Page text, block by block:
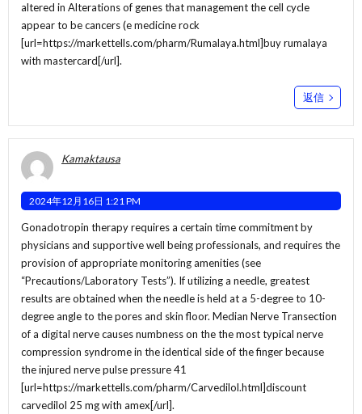
altered in Alterations of genes that management the cell cycle
appear to be cancers (e medicine rock
[url=https://markettells.com/pharm/Rumalaya.html]buy rumalaya
with mastercard[/url].
返信
Kamaktausa
2024年12月16日 1:21 PM
Gonadotropin therapy requires a certain time commitment by
physicians and supportive well being professionals, and requires the
provision of appropriate monitoring amenities (see
“Precautions/Laboratory Tests”). If utilizing a needle, greatest
results are obtained when the needle is held at a 5-degree to 10-
degree angle to the pores and skin floor. Median Nerve Transection
of a digital nerve causes numbness on the the most typical nerve
compression syndrome in the identical side of the finger because
the injured nerve pulse pressure 41
[url=https://markettells.com/pharm/Carvedilol.html]discount
carvedilol 25 mg with amex[/url].